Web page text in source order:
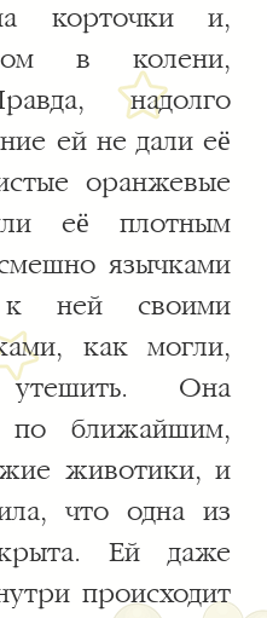
корточки и,
в колени,
надолго
ей не дали её
оранжевые
её плотным
язычками
ней своими
как могли,
Она
по ближайшим,
животики, и
что одна из
Ей даже
происходит